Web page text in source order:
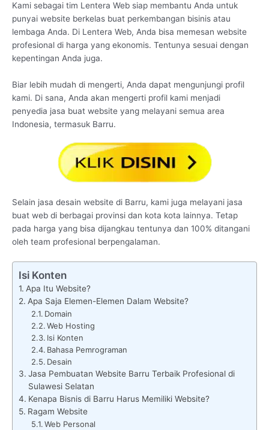
Kami sebagai tim Lentera Web siap membantu Anda untuk
punyai website berkelas buat perkembangan bisinis atau
lembaga Anda. Di Lentera Web, Anda bisa memesan website
profesional di harga yang ekonomis. Tentunya sesuai dengan
kepentingan Anda juga.
Biar lebih mudah di mengerti, Anda dapat mengunjungi profil
kami. Di sana, Anda akan mengerti profil kami menjadi
penyedia jasa buat website yang melayani semua area
Indonesia, termasuk Barru.
Selain jasa desain website di Barru, kami juga melayani jasa
buat web di berbagai provinsi dan kota kota lainnya. Tetap
pada harga yang bisa dijangkau tentunya dan 100% ditangani
oleh team profesional berpengalaman.
Isi Konten
Apa Itu Website?
Apa Saja Elemen-Elemen Dalam Website?
Domain
Web Hosting
Isi Konten
Bahasa Pemrograman
Desain
Jasa Pembuatan Website Barru Terbaik Profesional di
Sulawesi Selatan
Kenapa Bisnis di Barru Harus Memiliki Website?
Ragam Website
Web Personal